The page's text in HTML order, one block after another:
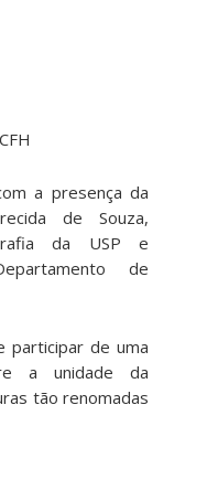
a presença da
de Souza,
da USP e
de
participar de uma
a unidade da
tão renomadas